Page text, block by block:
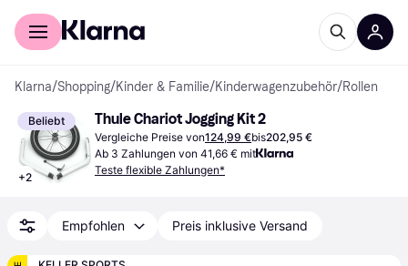
Für Shopper
Klarna/Shopping/Kinder & Familie/Kinderwagenzubehör/Rollen
Beliebt
+2
Thule Chariot Jogging Kit 2
Vergleiche Preise von124,99 €bis202,95 €
Ab 3 Zahlungen von 41,66 € mit
Teste flexible Zahlungen*
Empfohlen Preis inklusive Versand